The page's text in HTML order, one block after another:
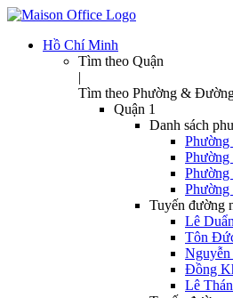
Hồ Chí Minh
Tìm theo Quận
|
Tìm theo Phường &
Quận 1
Danh sách
Phường
Phường
Phường
Tuyến đường
Lê Duẩn
Tôn
Đồng
Lê